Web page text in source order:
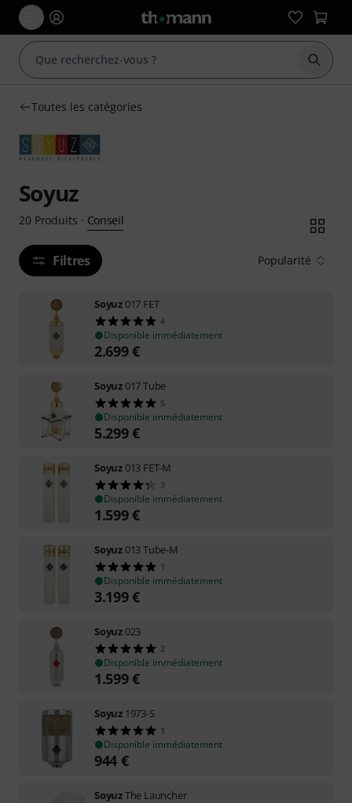
Toutes les catégories
Soyuz
20 Produits · Conseil
Filtres Popularité
Soyuz 017 FET
4
Disponible immédiatement
2.699€
Soyuz 017 Tube
5
Disponible immédiatement
5.299€
Soyuz 013 FET-M
3
Disponible immédiatement
1.599€
Soyuz 013 Tube-M
1
Disponible immédiatement
3.199€
Soyuz 023
2
Disponible immédiatement
1.599€
Soyuz 1973-S
1
Disponible immédiatement
944 €
SoyuzThe Launcher